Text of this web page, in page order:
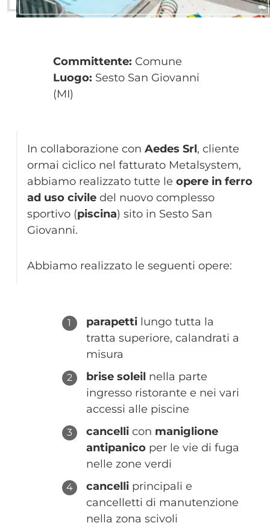
Committente: Comune
Luogo: Sesto San Giovanni
(MI)
In collaborazione con Aedes Srl, cliente
ormai ciclico nel fatturato Metalsystem,
abbiamo realizzato tutte le opere in ferro
ad uso civile del nuovo complesso
sportivo (piscina) sito in Sesto San
Giovanni.
Abbiamo realizzato le seguenti opere:
parapetti lungo tutta la
tratta superiore, calandrati a
misura
brise soleil nella parte
ingresso ristorante e nei vari
accessi alle piscine
cancelli con maniglione
antipanicoper le vie di fuga
nelle zone verdi
cancelli principali e
cancelletti di manutenzione
nella zona scivoli